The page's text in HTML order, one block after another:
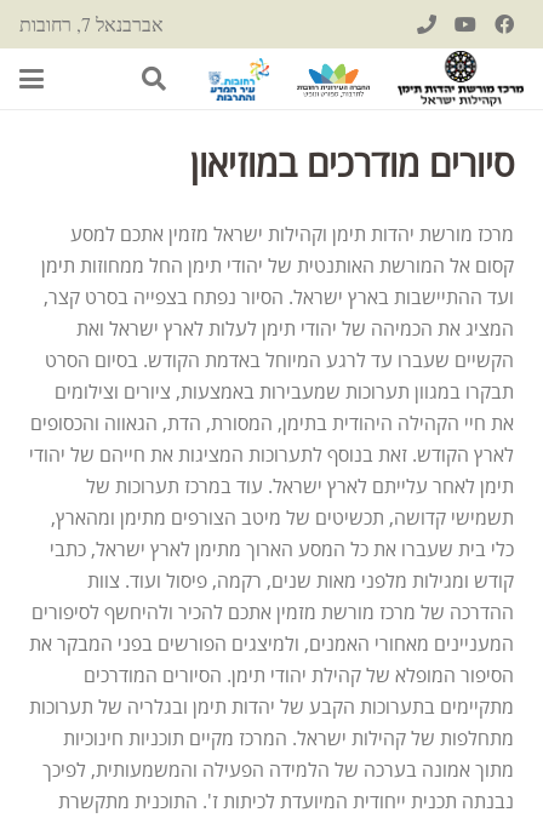
אברבנאל 7, רחובות
סיורים מודרכים במוזיאון
מרכז מורשת יהדות תימן וקהילות ישראל מזמין אתכם למסע
קסום אל המורשת האותנטית של יהודי תימן החל ממחוזות תימן
ועד ההתיישבות בארץ ישראל. הסיור נפתח בצפייה בסרט קצר,
המציג את הכמיהה של יהודי תימן לעלות לארץ ישראל ואת
הקשיים שעברו עד לרגע המיוחל באדמת הקודש. בסיום הסרט
תבקרו במגוון תערוכות שמעבירות באמצעות, ציורים וצילומים
את חיי הקהילה היהודית בתימן, המסורת, הדת, הגאווה והכסופים
לארץ הקודש. זאת בנוסף לתערוכות המציגות את חייהם של יהודי
תימן לאחר עלייתם לארץ ישראל. עוד במרכז תערוכות של
תשמישי קדושה, תכשיטים של מיטב הצורפים מתימן ומהארץ,
כלי בית שעברו את כל המסע הארוך מתימן לארץ ישראל, כתבי
קודש ומגילות מלפני מאות שנים, רקמה, פיסול ועוד. צוות
ההדרכה של מרכז מורשת מזמין אתכם להכיר ולהיחשף לסיפורים
המעניינים מאחורי האמנים, ולמיצגים הפורשים בפני המבקר את
הסיפור המופלא של קהילת יהודי תימן. הסיורים המודרכים
מתקיימים בתערוכות הקבע של יהדות תימן ובגלריה של תערוכות
מתחלפות של קהילות ישראל. המרכז מקיים תוכניות חינוכיות
מתוך אמונה בערכה של הלמידה הפעילה והמשמעותית, לפיכך
נבנתה תכנית ייחודית המיועדת לכיתות ז'. התוכנית מתקשרת